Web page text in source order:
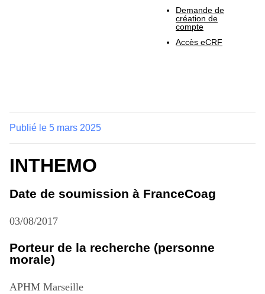
Demande de
création de
compte
Accès eCRF
Publié le 5 mars 2025
INTHEMO
Date de soumission à FranceCoag
03/08/2017
Porteur de la recherche (personne
morale)
APHM Marseille